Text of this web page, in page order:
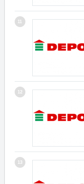
11
12
13